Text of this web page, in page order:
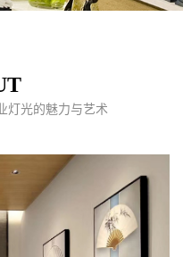
灯光的魅力与艺术